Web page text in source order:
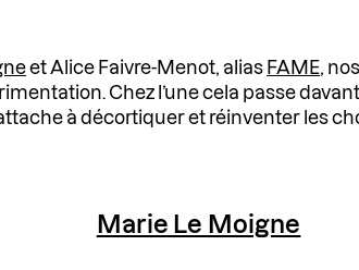
et Alice Faivre-Menot, alias FAME,
Chez l’une cela passe
à décortiquer et réinventer les
Marie Le Moigne